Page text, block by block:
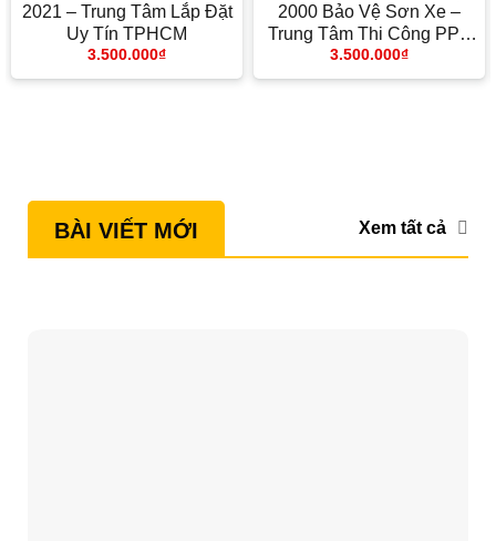
2021 – Trung Tâm Lắp Đặt
Uy Tín TPHCM
3.500.000₫
2000 Bảo Vệ Sơn Xe –
Trung Tâm Thi Công PPF
Uy Tín TPHCM
3.500.000₫
BÀI VIẾT MỚI Xem tất cả